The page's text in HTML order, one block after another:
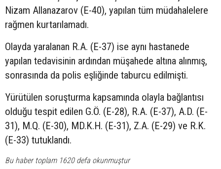
Nizam Allanazarov (E-40), yapılan tüm müdahalelere
rağmen kurtarılamadı.
Olayda yaralanan R.A. (E-37) ise aynı hastanede
yapılan tedavisinin ardından müşahede altına alınmış,
sonrasında da polis eşliğinde taburcu edilmişti.
Yürütülen soruşturma kapsamında olayla bağlantısı
olduğu tespit edilen G.Ö. (E-28), R.A. (E-37), A.D. (E-
31), M.Q. (E-30), MD.K.H. (E-31), Z.A. (E-29) ve R.K.
(E-33) tutuklandı.
Bu haber toplam 1620 defa okunmuştur